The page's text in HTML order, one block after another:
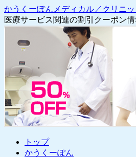
かうくーぽんメディカル／クリニ
医療サービス関連の割引クーポン
トップ
かうくーぽん